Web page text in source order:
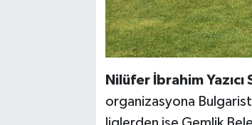
Nilüfer İbrahim Yazıcı
organizasyona